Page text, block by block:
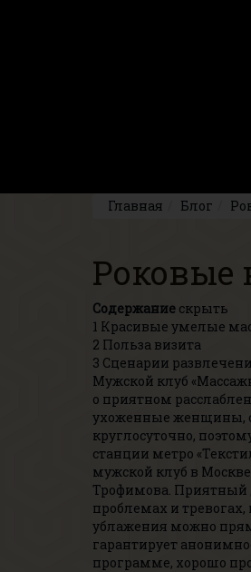
Главная Блог
Роковые
Содержание скрыть
1 Красивые умелые
2 Польза визита
3 Сценарии
Мужской клуб
о приятном
ухоженные женщины, с
круглосуточно,
станции метро
мужской клуб в
Трофимова. Приятный
проблемах и
ублажения можно
гарантирует
программе, хорошо